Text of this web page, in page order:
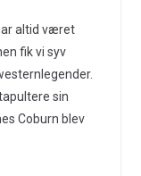
altid været
fik vi syv
sin
Coburn blev